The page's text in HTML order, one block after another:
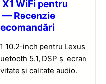
WiFi pentru
— Recenzie
10.2-inch pentru Lexus
5.1, DSP și ecran
și calitate audio.